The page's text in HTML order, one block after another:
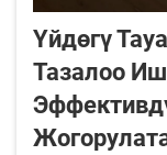
Үйдөгү
Тазалоо